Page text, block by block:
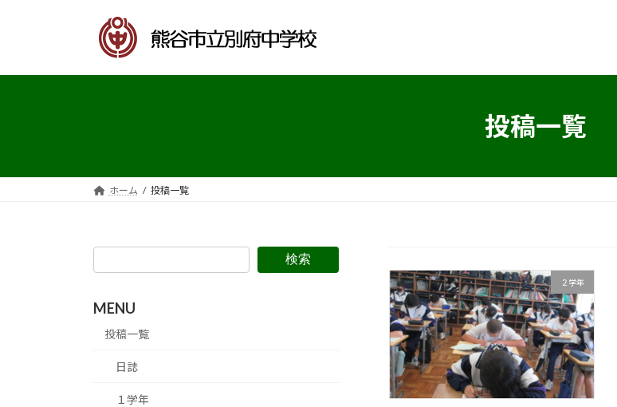
プ
動
投稿一覧
ホーム 投稿一覧
２学年
検索
MENU
投稿一覧
日誌
１学年